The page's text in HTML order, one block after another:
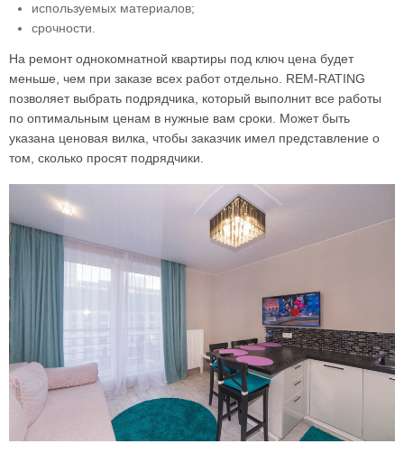
используемых материалов;
срочности.
На ремонт однокомнатной квартиры под ключ цена будет
меньше, чем при заказе всех работ отдельно. REM-RATING
позволяет выбрать подрядчика, который выполнит все работы
по оптимальным ценам в нужные вам сроки. Может быть
указана ценовая вилка, чтобы заказчик имел представление о
том, сколько просят подрядчики.